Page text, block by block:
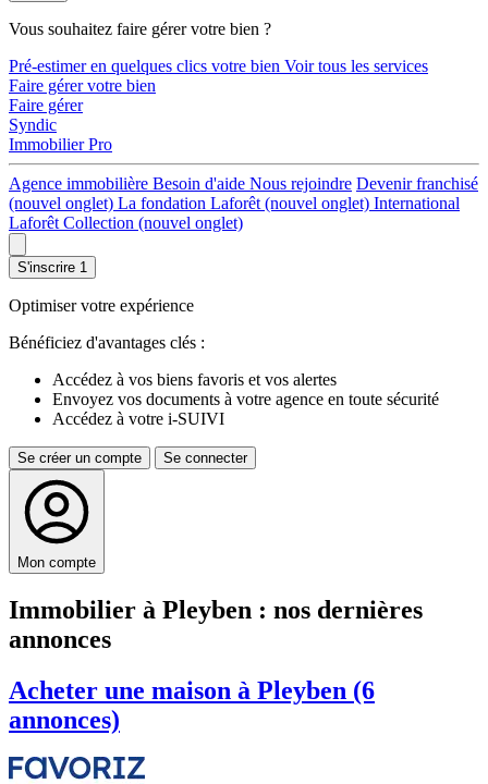
Vous souhaitez faire gérer votre bien ?
Pré-estimer en quelques clics votre bien Voir tous les services
Faire gérer votre bien
Faire gérer
Syndic
Immobilier Pro
Agence immobilière Besoin d'aide Nous rejoindre Devenir franchisé
(nouvel onglet) La fondation Laforêt (nouvel onglet) International
Laforêt Collection (nouvel onglet)
S'inscrire 1
Optimiser votre expérience
Bénéficiez d'avantages clés :
Accédez à vos biens favoris et vos alertes
Envoyez vos documents à votre agence en toute sécurité
Accédez à votre i-SUIVI
Se créer un compte Se connecter
Mon compte
Immobilier à Pleyben : nos dernières
annonces
Acheter une maison à Pleyben (6
annonces)